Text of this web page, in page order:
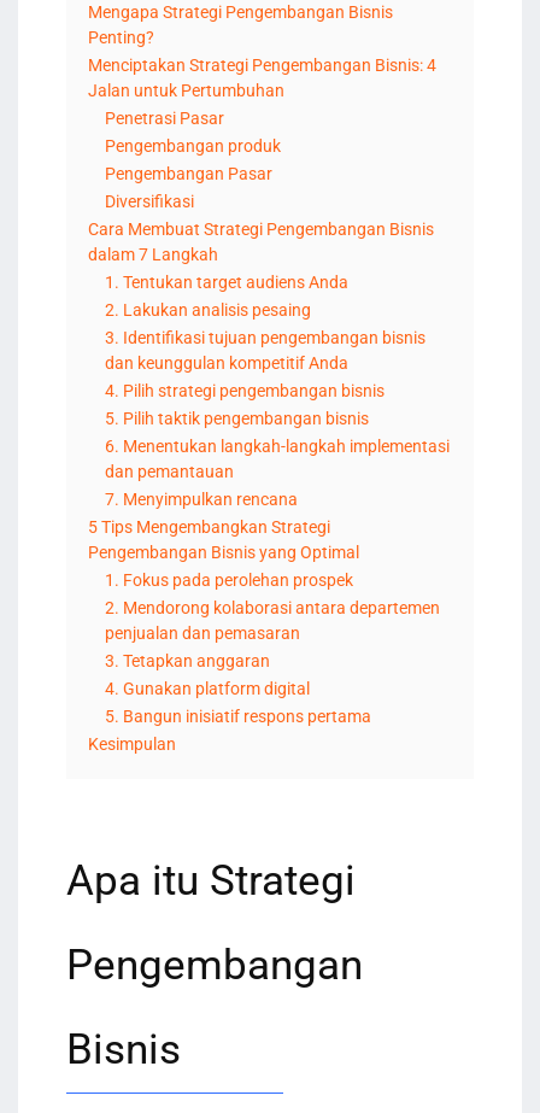
Mengapa Strategi Pengembangan Bisnis
Penting?
Menciptakan Strategi Pengembangan Bisnis: 4
Jalan untuk Pertumbuhan
Penetrasi Pasar
Pengembangan produk
Pengembangan Pasar
Diversifikasi
Cara Membuat Strategi Pengembangan Bisnis
dalam 7 Langkah
1. Tentukan target audiens Anda
2. Lakukan analisis pesaing
3. Identifikasi tujuan pengembangan bisnis
dan keunggulan kompetitif Anda
4. Pilih strategi pengembangan bisnis
5. Pilih taktik pengembangan bisnis
6. Menentukan langkah-langkah implementasi
dan pemantauan
7. Menyimpulkan rencana
5 Tips Mengembangkan Strategi
Pengembangan Bisnis yang Optimal
1. Fokus pada perolehan prospek
2. Mendorong kolaborasi antara departemen
penjualan dan pemasaran
3. Tetapkan anggaran
4. Gunakan platform digital
5. Bangun inisiatif respons pertama
Kesimpulan
Apa itu Strategi
Pengembangan
Bisnis